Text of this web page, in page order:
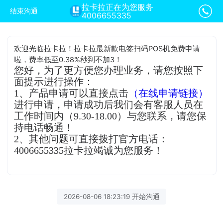
结束沟通
拉卡拉正在为您服务
4006655335
欢迎光临拉卡拉！拉卡拉最新款电签扫码POS机免费申请
啦，费率低至0.38%秒到不加3！
您好，为了更方便您办理业务，请您按照下
面提示进行操作：
1、产品申请可以直接点击 （在线申请链接）
进行申请，申请成功后我们会有客服人员在
工作时间内（9.30-18.00）与您联系，请您保
持电话畅通！
2、其他问题可直接拨打官方电话：
4006655335拉卡拉竭诚为您服务！
2026-08-06 18:23:19 开始沟通